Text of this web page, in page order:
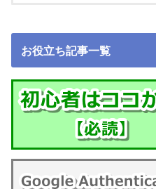
お役立ち記事一覧